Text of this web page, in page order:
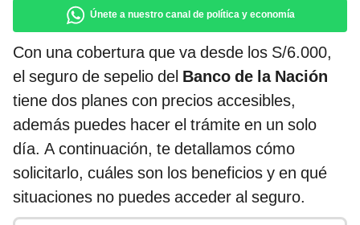
Únete a nuestro canal de política y economía
Con una cobertura que va desde los S/6.000,
el seguro de sepelio del Banco de la Nación
tiene dos planes con precios accesibles,
además puedes hacer el trámite en un solo
día. A continuación, te detallamos cómo
solicitarlo, cuáles son los beneficios y en qué
situaciones no puedes acceder al seguro.